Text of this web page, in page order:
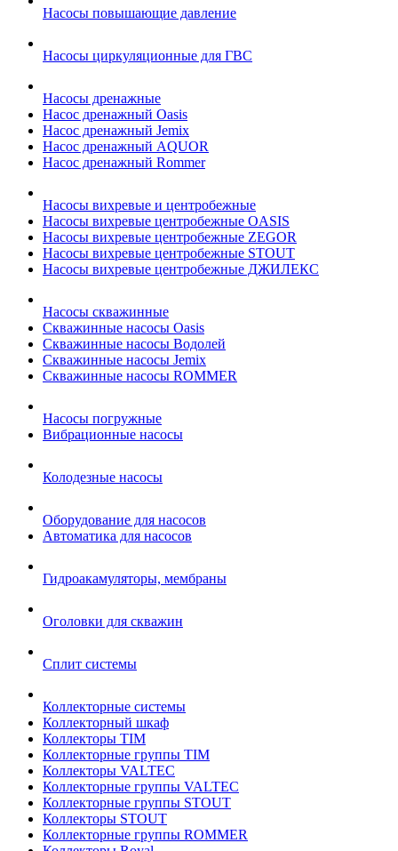
Насосы повышающие давление
Насосы циркуляционные для ГВС
Насосы дренажные
Насос дренажный Oasis
Насос дренажный Jemix
Насос дренажный AQUOR
Насос дренажный Rommer
Насосы вихревые и центробежные
Насосы вихревые центробежные OASIS
Насосы вихревые центробежные ZEGOR
Насосы вихревые центробежные STOUT
Насосы вихревые центробежные ДЖИЛЕКС
Насосы скважинные
Скважинные насосы Oasis
Скважинные насосы Водолей
Скважинные насосы Jemix
Cкважинные насосы ROMMER
Насосы погружные
Вибрационные насосы
Колодезные насосы
Оборудование для насосов
Автоматика для насосов
Гидроакамуляторы, мембраны
Оголовки для скважин
Сплит системы
Коллекторные системы
Коллекторный шкаф
Коллекторы TIM
Коллекторные группы TIM
Коллекторы VALTEC
Коллекторные группы VALTEC
Коллекторные группы STOUT
Коллекторы STOUT
Коллекторные группы ROMMER